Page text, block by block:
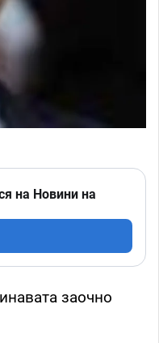
на Новини на
заочно